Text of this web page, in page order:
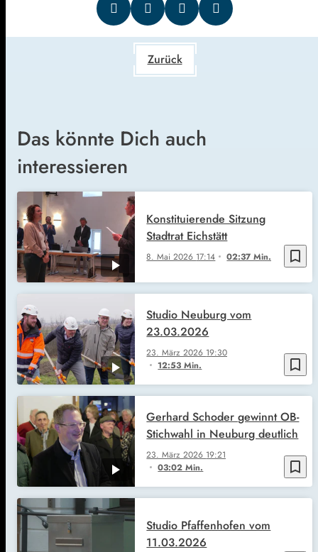
Zurück
Das könnte Dich auch
interessieren
bookmark_border
8. Mai 2026 17:14 02:37 Min.
Konstituierende Sitzung
Stadtrat Eichstätt
bookmark_border
23. März 2026 19:30
12:53 Min.
Studio Neuburg vom
23.03.2026
bookmark_border
23. März 2026 19:21
03:02 Min.
Gerhard Schoder gewinnt OB-
Stichwahl in Neuburg deutlich
Studio Pfaffenhofen vom
11.03.2026